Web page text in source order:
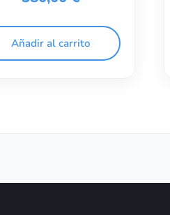
Añadir al carrito